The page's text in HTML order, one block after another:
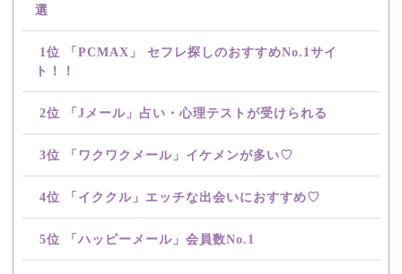
選
1位 「PCMAX」 セフレ探しのおすすめNo.1サイ
ト！！
2位 「Jメール」占い・心理テストが受けられる
3位 「ワクワクメール」イケメンが多い♡
4位 「イククル」エッチな出会いにおすすめ♡
5位 「ハッピーメール」会員数No.1